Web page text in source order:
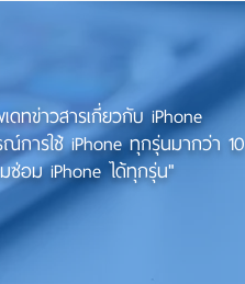
ทข่าวสารเกี่ยวกับ iPhone
การใช้ iPhone ทุกรุ่นมากว่า 10
อม iPhone ได้ทุกรุ่น"